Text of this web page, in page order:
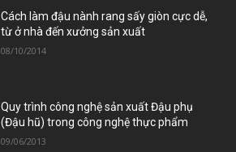
Cách làm đậu nành rang sấy giòn cực dễ,
từ ở nhà đến xưởng sản xuất
08/10/2014
Quy trình công nghệ sản xuất Đậu phụ
(Đậu hũ) trong công nghệ thực phẩm
09/06/2013